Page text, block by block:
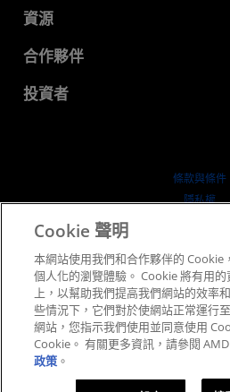
企業責任
招聘
聯絡我們
新聞室
媒體庫
資源
開發者中心
案例研究
合作夥伴
AMD 合作夥伴中心
投資者
條款與條件
隱私權
公平公開競爭
英國稅務策略
Cookie 政策
Cookie 設定
Cookie 聲明
本網站使用我們和合作夥伴的 Cookie
個人化的瀏覽體驗。 Cookie 將有用
上，以幫助我們提高我們網站的效率
些情況下，它們對於使網站正常運行
網站，您指示我們使用並同意使用
Cookie。 有關更多資訊，請參閱 AMD
政策 。